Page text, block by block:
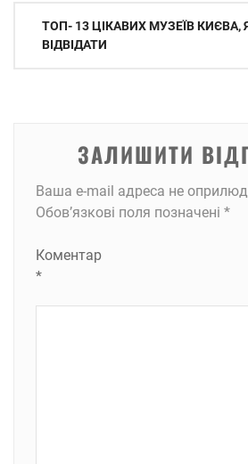
Навігація
записів
ТОП- 13 ЦІКАВИХ МУЗЕЇВ КИЄВА,
ВІДВІДАТИ
ЗАЛИШИТИ
Ваша e-mail адреса не
Обов’язкові поля позначені *
Коментар
*